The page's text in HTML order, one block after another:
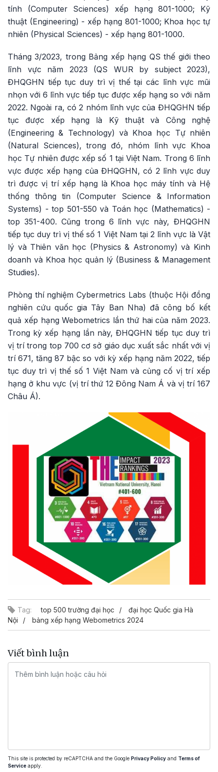
tính (Computer Sciences) xếp hạng 801-1000; Kỹ
thuật (Engineering) - xếp hạng 801-1000; Khoa học tự
nhiên (Physical Sciences) - xếp hạng 801-1000.
Tháng 3/2023, trong Bảng xếp hạng QS thế giới theo
lĩnh vực năm 2023 (QS WUR by subject 2023),
ĐHQGHN tiếp tục duy trì vị thế tại các lĩnh vực mũi
nhọn với 6 lĩnh vực tiếp tục được xếp hạng so với năm
2022. Ngoài ra, có 2 nhóm lĩnh vực của ĐHQGHN tiếp
tục được xếp hạng là Kỹ thuật và Công nghệ
(Engineering & Technology) và Khoa học Tự nhiên
(Natural Sciences), trong đó, nhóm lĩnh vực Khoa
học Tự nhiên được xếp số 1 tại Việt Nam. Trong 6 lĩnh
vực được xếp hạng của ĐHQGHN, có 2 lĩnh vực duy
trì được vị trí xếp hạng là Khoa học máy tính và Hệ
thống thông tin (Computer Science & Information
Systems) - top 501-550 và Toán học (Mathematics) -
top 351-400. Cũng trong 6 lĩnh vực này, ĐHQGHN
tiếp tục duy trì vị thế số 1 Việt Nam tại 2 lĩnh vực là Vật
lý và Thiên văn học (Physics & Astronomy) và Kinh
doanh và Khoa học quản lý (Business & Management
Studies).
Phòng thí nghiệm Cybermetrics Labs (thuộc Hội đồng
nghiên cứu quốc gia Tây Ban Nha) đã công bố kết
quả xếp hạng Webometrics lần thứ hai của năm 2023.
Trong kỳ xếp hạng lần này, ĐHQGHN tiếp tục duy trì
vị trí trong top 700 cơ sở giáo dục xuất sắc nhất với vị
trí 671, tăng 87 bậc so với kỳ xếp hạng năm 2022, tiếp
tục duy trì vị thế số 1 Việt Nam và củng cố vị trí xếp
hạng ở khu vực (vị trí thứ 12 Đông Nam Á và vị trí 167
Châu Á).
Tag: top 500 trường đại học
đại học Quốc gia Hà
Nội
bảng xếp hạng Webometrics 2024
Viết bình luận
This site is protected by reCAPTCHA and the Google Privacy Policy and Terms of
Service apply.